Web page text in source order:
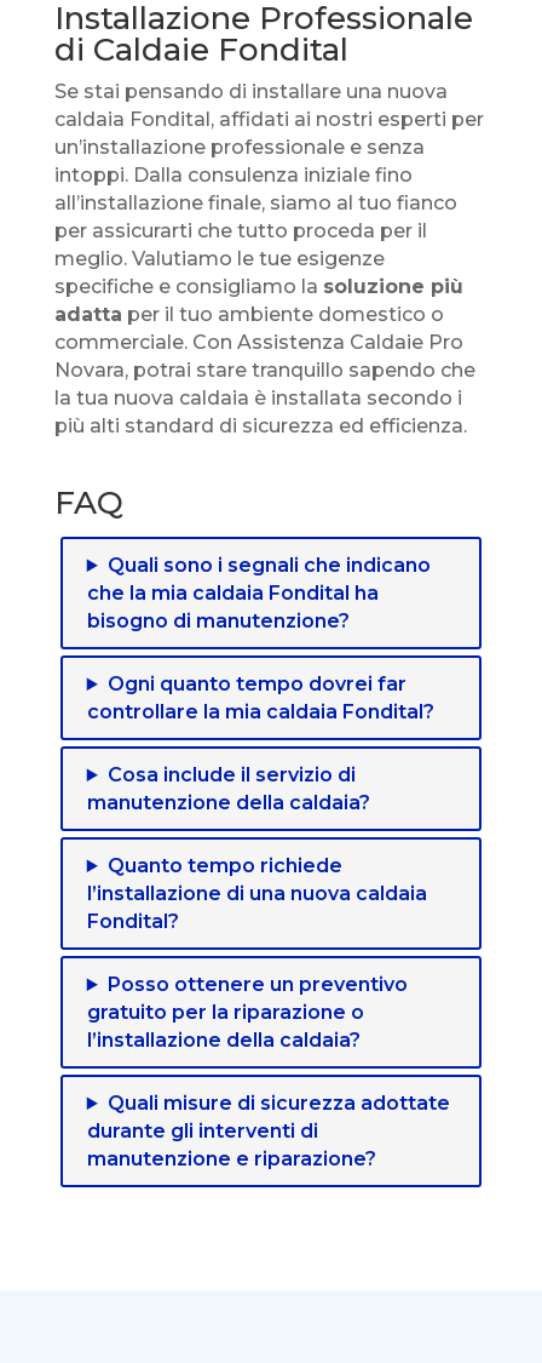
Installazione Professionale
di Caldaie Fondital
Se stai pensando di installare una nuova
caldaia Fondital, affidati ai nostri esperti per
un’installazione professionale e senza
intoppi. Dalla consulenza iniziale fino
all’installazione finale, siamo al tuo fianco
per assicurarti che tutto proceda per il
meglio. Valutiamo le tue esigenze
specifiche e consigliamo la soluzione più
adatta per il tuo ambiente domestico o
commerciale. Con Assistenza Caldaie Pro
Novara, potrai stare tranquillo sapendo che
la tua nuova caldaia è installata secondo i
più alti standard di sicurezza ed efficienza.
FAQ
Quali sono i segnali che indicano
che la mia caldaia Fondital ha
bisogno di manutenzione?
Ogni quanto tempo dovrei far
controllare la mia caldaia Fondital?
Cosa include il servizio di
manutenzione della caldaia?
Quanto tempo richiede
l’installazione di una nuova caldaia
Fondital?
Posso ottenere un preventivo
gratuito per la riparazione o
l’installazione della caldaia?
Quali misure di sicurezza adottate
durante gli interventi di
manutenzione e riparazione?